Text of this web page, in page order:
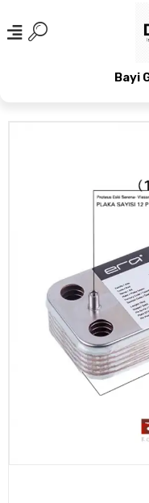
Bayi